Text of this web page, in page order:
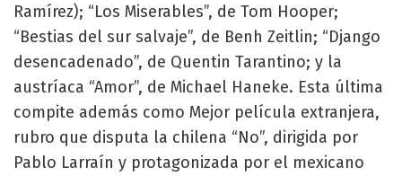
Ramírez); “Los Miserables”, de Tom Hooper;
“Bestias del sur salvaje”, de Benh Zeitlin; “Django
desencadenado”, de Quentin Tarantino; y la
austríaca “Amor”, de Michael Haneke. Esta última
compite además como Mejor película extranjera,
rubro que disputa la chilena “No”, dirigida por
Pablo Larraín y protagonizada por el mexicano